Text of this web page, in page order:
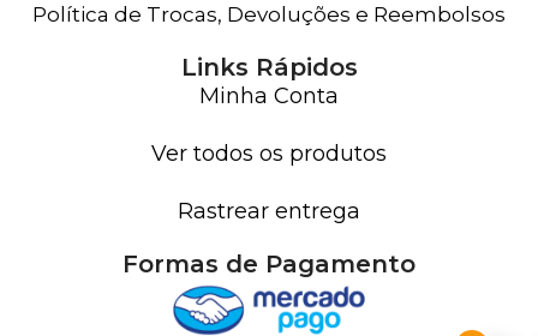
Política de Trocas, Devoluções e Reembolsos
Links Rápidos
Minha Conta
Ver todos os produtos
Rastrear entrega
Formas de Pagamento